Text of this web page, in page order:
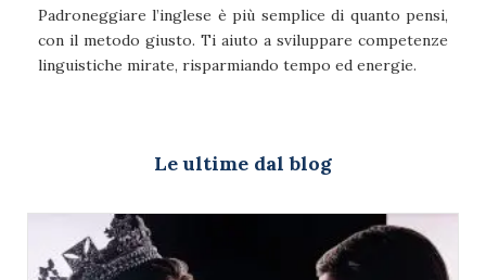
Padroneggiare l’inglese è più semplice di quanto pensi,
con il metodo giusto. Ti aiuto a sviluppare competenze
linguistiche mirate, risparmiando tempo ed energie.
Le ultime dal blog